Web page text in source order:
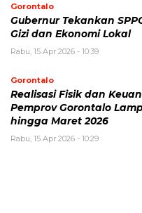
Gorontalo
Gubernur Tekankan
Gizi dan Ekonomi Lokal
Rabu, 15 Apr 2026 - 10:39
Gorontalo
Realisasi Fisik dan
Pemprov Gorontalo
hingga Maret 2026
Rabu, 15 Apr 2026 - 10:29